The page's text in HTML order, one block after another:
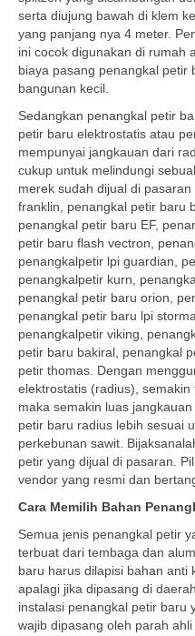
serta diujung bawah di klem
yang panjang nya 4 meter.
ini cocok digunakan di rumah
biaya pasang penangkal petir
bangunan kecil.
Sedangkan penangkal petir
petir baru elektrostatis atau
mempunyai jangkauan dari
cukup untuk melindungi
merek sudah dijual di
franklin, penangkal petir baru
penangkal petir baru EF,
petir baru flash vectron,
penangkalpetir lpi guardian,
penangkalpetir kurn,
penangkal petir baru orion,
penangkal petir baru lpi
penangkalpetir viking,
petir baru bakiral, penangkal
petir thomas. Dengan
elektrostatis (radius), semakin
maka semakin luas
petir baru radius lebih sesuai
perkebunan sawit.
petir yang dijual di pasaran.
vendor yang resmi dan
Cara Memilih Bahan
Semua jenis penangkal petir
terbuat dari tembaga dan
baru harus dilapisi bahan anti
apalagi jika dipasang di
instalasi penangkal petir baru
wajib dipasang oleh parah